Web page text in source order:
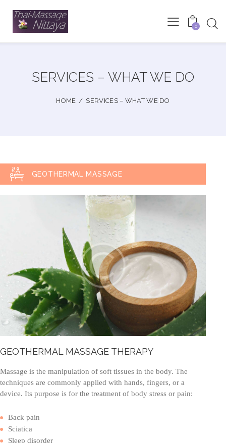
0
SERVICES – WHAT WE DO
HOME SERVICES – WHAT WE DO
GEOTHERMAL MASSAGE
GEOTHERMAL MASSAGE THERAPY
Massage is the manipulation of soft tissues in the body. The
techniques are commonly applied with hands, fingers, or a
device. Its purpose is for the treatment of body stress or pain:
Back pain
Sciatica
Sleep disorder